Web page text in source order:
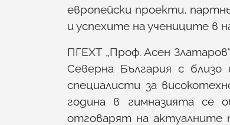
европейски проекти,
и успехите на учениците в
ПГЕХТ „Проф. Асен
Северна България с
специалисти за
година в гимназията се
отговарят на актуалните